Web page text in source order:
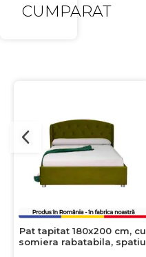
CUMPARAT
Pat tapitat 180x200 cm, cu
somiera rabatabila, spatiu